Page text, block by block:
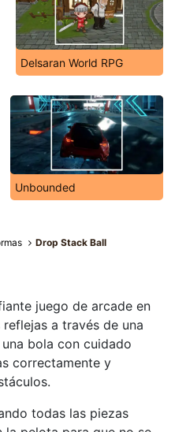
Delsaran World RPG
Unbounded
Drop Stack Ball
juego de arcade en
a través de una
bola con cuidado
correctamente y
todas las piezas